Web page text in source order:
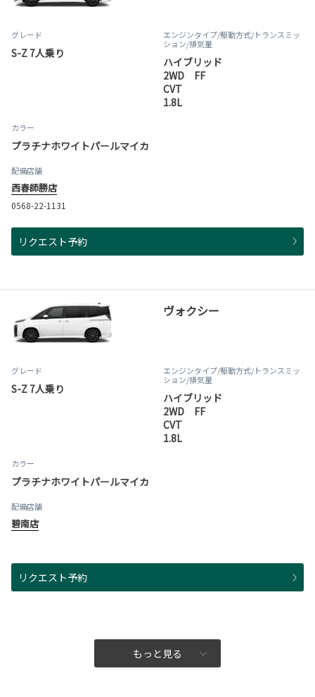
グレード
S-Z 7人乗り
エンジンタイプ/駆動方式/トランスミッ
ション/排気量
ハイブリッド
2WD FF
CVT
1.8L
カラー
プラチナホワイトパールマイカ
配備店舗
西春師勝店
0568-22-1131
リクエスト予約
ヴォクシー
グレード
S-Z 7人乗り
エンジンタイプ/駆動方式/トランスミッ
ション/排気量
ハイブリッド
2WD FF
CVT
1.8L
カラー
プラチナホワイトパールマイカ
配備店舗
碧南店
リクエスト予約
もっと見る